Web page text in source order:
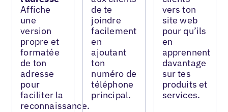
Affiche
une
version
propre et
formatée
de ton
adresse
pour
faciliter la
reconnaissance.
de te
joindre
facilement
en
ajoutant
ton
numéro de
téléphone
principal.
vers ton
site web
pour qu’ils
en
apprennent
davantage
sur tes
produits et
services.